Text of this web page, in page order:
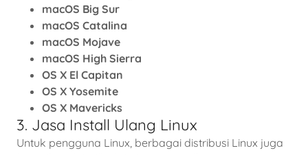
macOS Big Sur
macOS Catalina
macOS Mojave
macOS High Sierra
OS X El Capitan
OS X Yosemite
OS X Mavericks
3. Jasa Install Ulang Linux
Untuk pengguna Linux, berbagai distribusi Linux juga